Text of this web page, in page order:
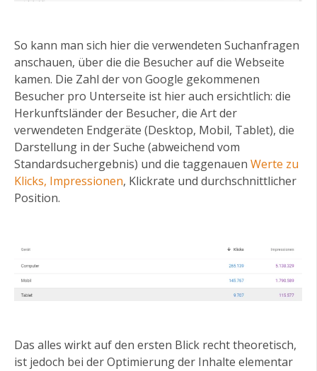
So kann man sich hier die verwendeten Suchanfragen
anschauen, über die die Besucher auf die Webseite
kamen. Die Zahl der von Google gekommenen
Besucher pro Unterseite ist hier auch ersichtlich: die
Herkunftsländer der Besucher, die Art der
verwendeten Endgeräte (Desktop, Mobil, Tablet), die
Darstellung in der Suche (abweichend vom
Standardsuchergebnis) und die taggenauen Werte zu
Klicks, Impressionen, Klickrate und durchschnittlicher
Position.
Das alles wirkt auf den ersten Blick recht theoretisch,
ist jedoch bei der Optimierung der Inhalte elementar